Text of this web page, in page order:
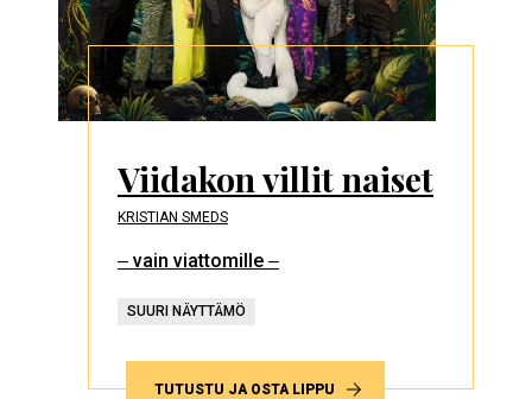
Viidakon villit naiset
KRISTIAN SMEDS
‒ vain viattomille ‒
SUURI NÄYTTÄMÖ
TUTUSTU JA OSTA LIPPU